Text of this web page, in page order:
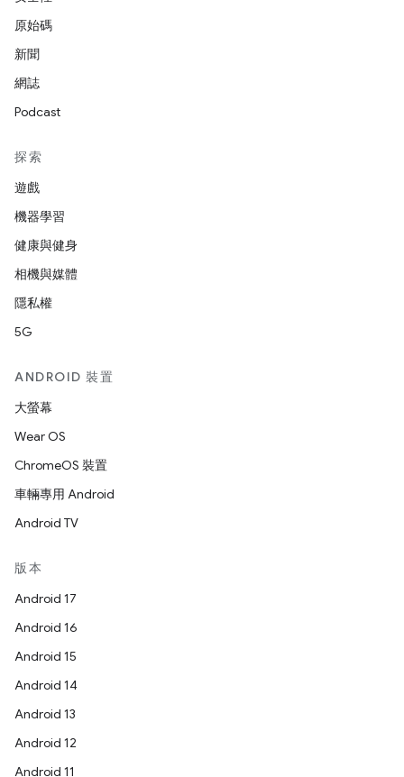
原始碼
新聞
網誌
Podcast
探索
遊戲
機器學習
健康與健身
相機與媒體
隱私權
5G
ANDROID 裝置
大螢幕
Wear OS
ChromeOS 裝置
車輛專用 Android
Android TV
版本
Android 17
Android 16
Android 15
Android 14
Android 13
Android 12
Android 11